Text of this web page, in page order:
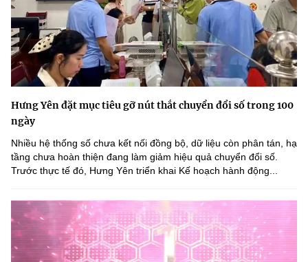
Hưng Yên đặt mục tiêu gỡ nút thắt chuyển đổi số trong 100
ngày
Nhiều hệ thống số chưa kết nối đồng bộ, dữ liệu còn phân tán, hạ
tầng chưa hoàn thiện đang làm giảm hiệu quả chuyển đổi số.
Trước thực tế đó, Hưng Yên triển khai Kế hoạch hành động...